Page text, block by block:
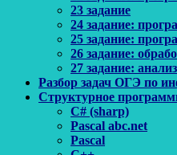
23 задание
24 задание:
25 задание:
26 задание:
27 задание:
Разбор задач ОГЭ по
Структурное
C# (sharp)
Pascal abc.net
Pascal